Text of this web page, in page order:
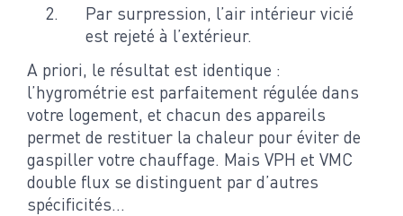
Par surpression, l’air intérieur vicié
est rejeté à l’extérieur.
A priori, le résultat est identique :
l’hygrométrie est parfaitement régulée dans
votre logement, et chacun des appareils
permet de restituer la chaleur pour éviter de
gaspiller votre chauffage. Mais VPH et VMC
double flux se distinguent par d’autres
spécificités…